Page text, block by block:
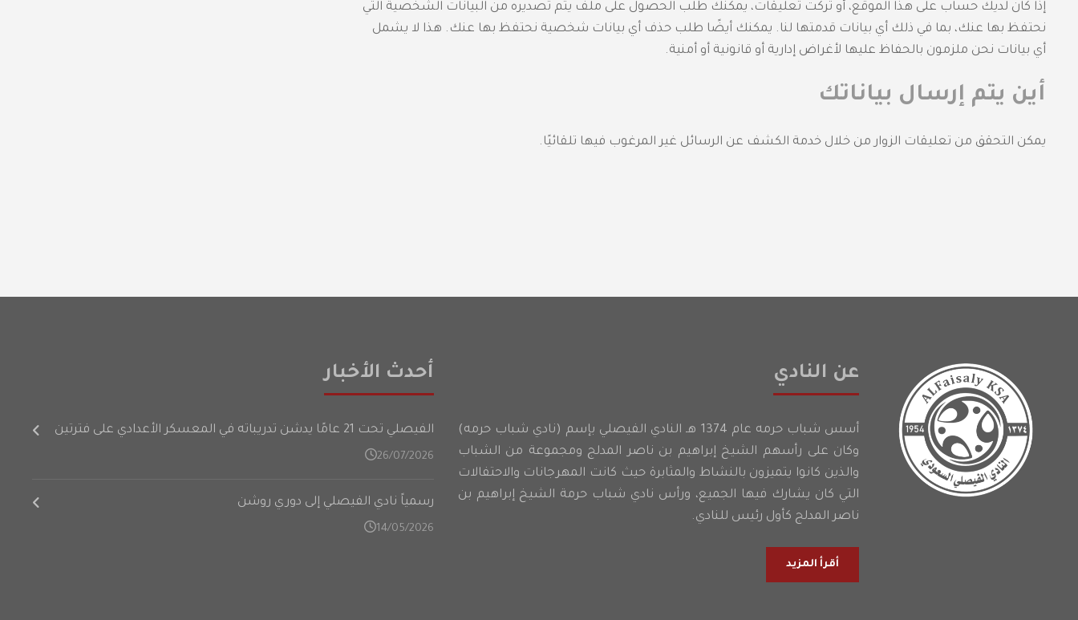
إذا كان لديك حساب على هذا الموقع، أو تركت تعليقات، يمكنك طلب الحصول على ملف يتم تصديره من البيانات الشخصية التي
نحتفظ بها عنك، بما في ذلك أي بيانات قدمتها لنا. يمكنك أيضًا طلب حذف أي بيانات شخصية نحتفظ بها عنك. هذا لا يشمل
أي بيانات نحن ملزمون بالحفاظ عليها لأغراض إدارية أو قانونية أو أمنية.
أين يتم إرسال بياناتك
يمكن التحقق من تعليقات الزوار من خلال خدمة الكشف عن الرسائل غير المرغوب فيها تلقائيًا.
عن النادي
أسس شباب حرمه عام 1374 هـ النادي الفيصلي بإسم (نادي شباب حرمه)
وكان على رأسهم الشيخ إبراهيم بن ناصر المدلج ومجموعة من الشباب
والذين كانوا يتميزون بالنشاط والمثابرة حيث كانت المهرجانات والاحتفالات
التي كان يشارك فيها الجميع، ورأس نادي شباب حرمة الشيخ إبراهيم بن
ناصر المدلج كأول رئيس للنادي.
أقرأ المزيد
أحدث الأخبار
الفيصلي تحت 21 عامًا يدشن تدريباته في المعسكر الأعدادي على فترتين
26/07/2026
رسمياً نادي الفيصلي إلى دوري روشن
14/05/2026